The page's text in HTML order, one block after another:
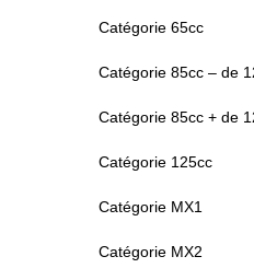
Catégorie 65cc
Catégorie 85cc – de
Catégorie 85cc + de
Catégorie 125cc
Catégorie MX1
Catégorie MX2